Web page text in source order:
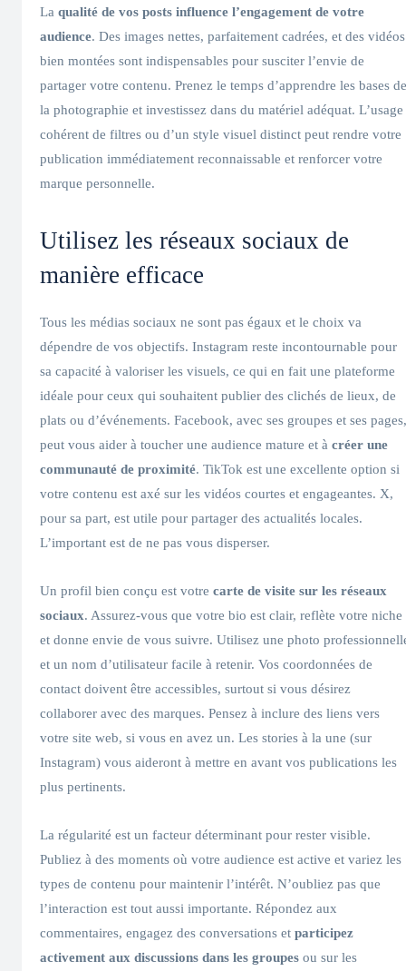
La qualité de vos posts influence l’engagement de votre
audience. Des images nettes, parfaitement cadrées, et des vidéos
bien montées sont indispensables pour susciter l’envie de
partager votre contenu. Prenez le temps d’apprendre les bases de
la photographie et investissez dans du matériel adéquat. L’usage
cohérent de filtres ou d’un style visuel distinct peut rendre votre
publication immédiatement reconnaissable et renforcer votre
marque personnelle.
Utilisez les réseaux sociaux de
manière efficace
Tous les médias sociaux ne sont pas égaux et le choix va
dépendre de vos objectifs. Instagram reste incontournable pour
sa capacité à valoriser les visuels, ce qui en fait une plateforme
idéale pour ceux qui souhaitent publier des clichés de lieux, de
plats ou d’événements. Facebook, avec ses groupes et ses pages,
peut vous aider à toucher une audience mature et à créer une
communauté de proximité. TikTok est une excellente option si
votre contenu est axé sur les vidéos courtes et engageantes. X,
pour sa part, est utile pour partager des actualités locales.
L’important est de ne pas vous disperser.
Un profil bien conçu est votre carte de visite sur les réseaux
sociaux. Assurez-vous que votre bio est clair, reflète votre niche
et donne envie de vous suivre. Utilisez une photo
et un nom d’utilisateur facile à retenir. Vos coordonnées de
contact doivent être accessibles, surtout si vous désirez
collaborer avec des marques. Pensez à inclure des liens vers
votre site web, si vous en avez un. Les stories à la une (sur
Instagram) vous aideront à mettre en avant vos publications les
plus pertinents.
La régularité est un facteur déterminant pour rester visible.
Publiez à des moments où votre audience est active et variez les
types de contenu pour maintenir l’intérêt. N’oubliez pas que
l’interaction est tout aussi importante. Répondez aux
commentaires, engagez des conversations et participez
activement aux discussions dans les groupes ou sur les